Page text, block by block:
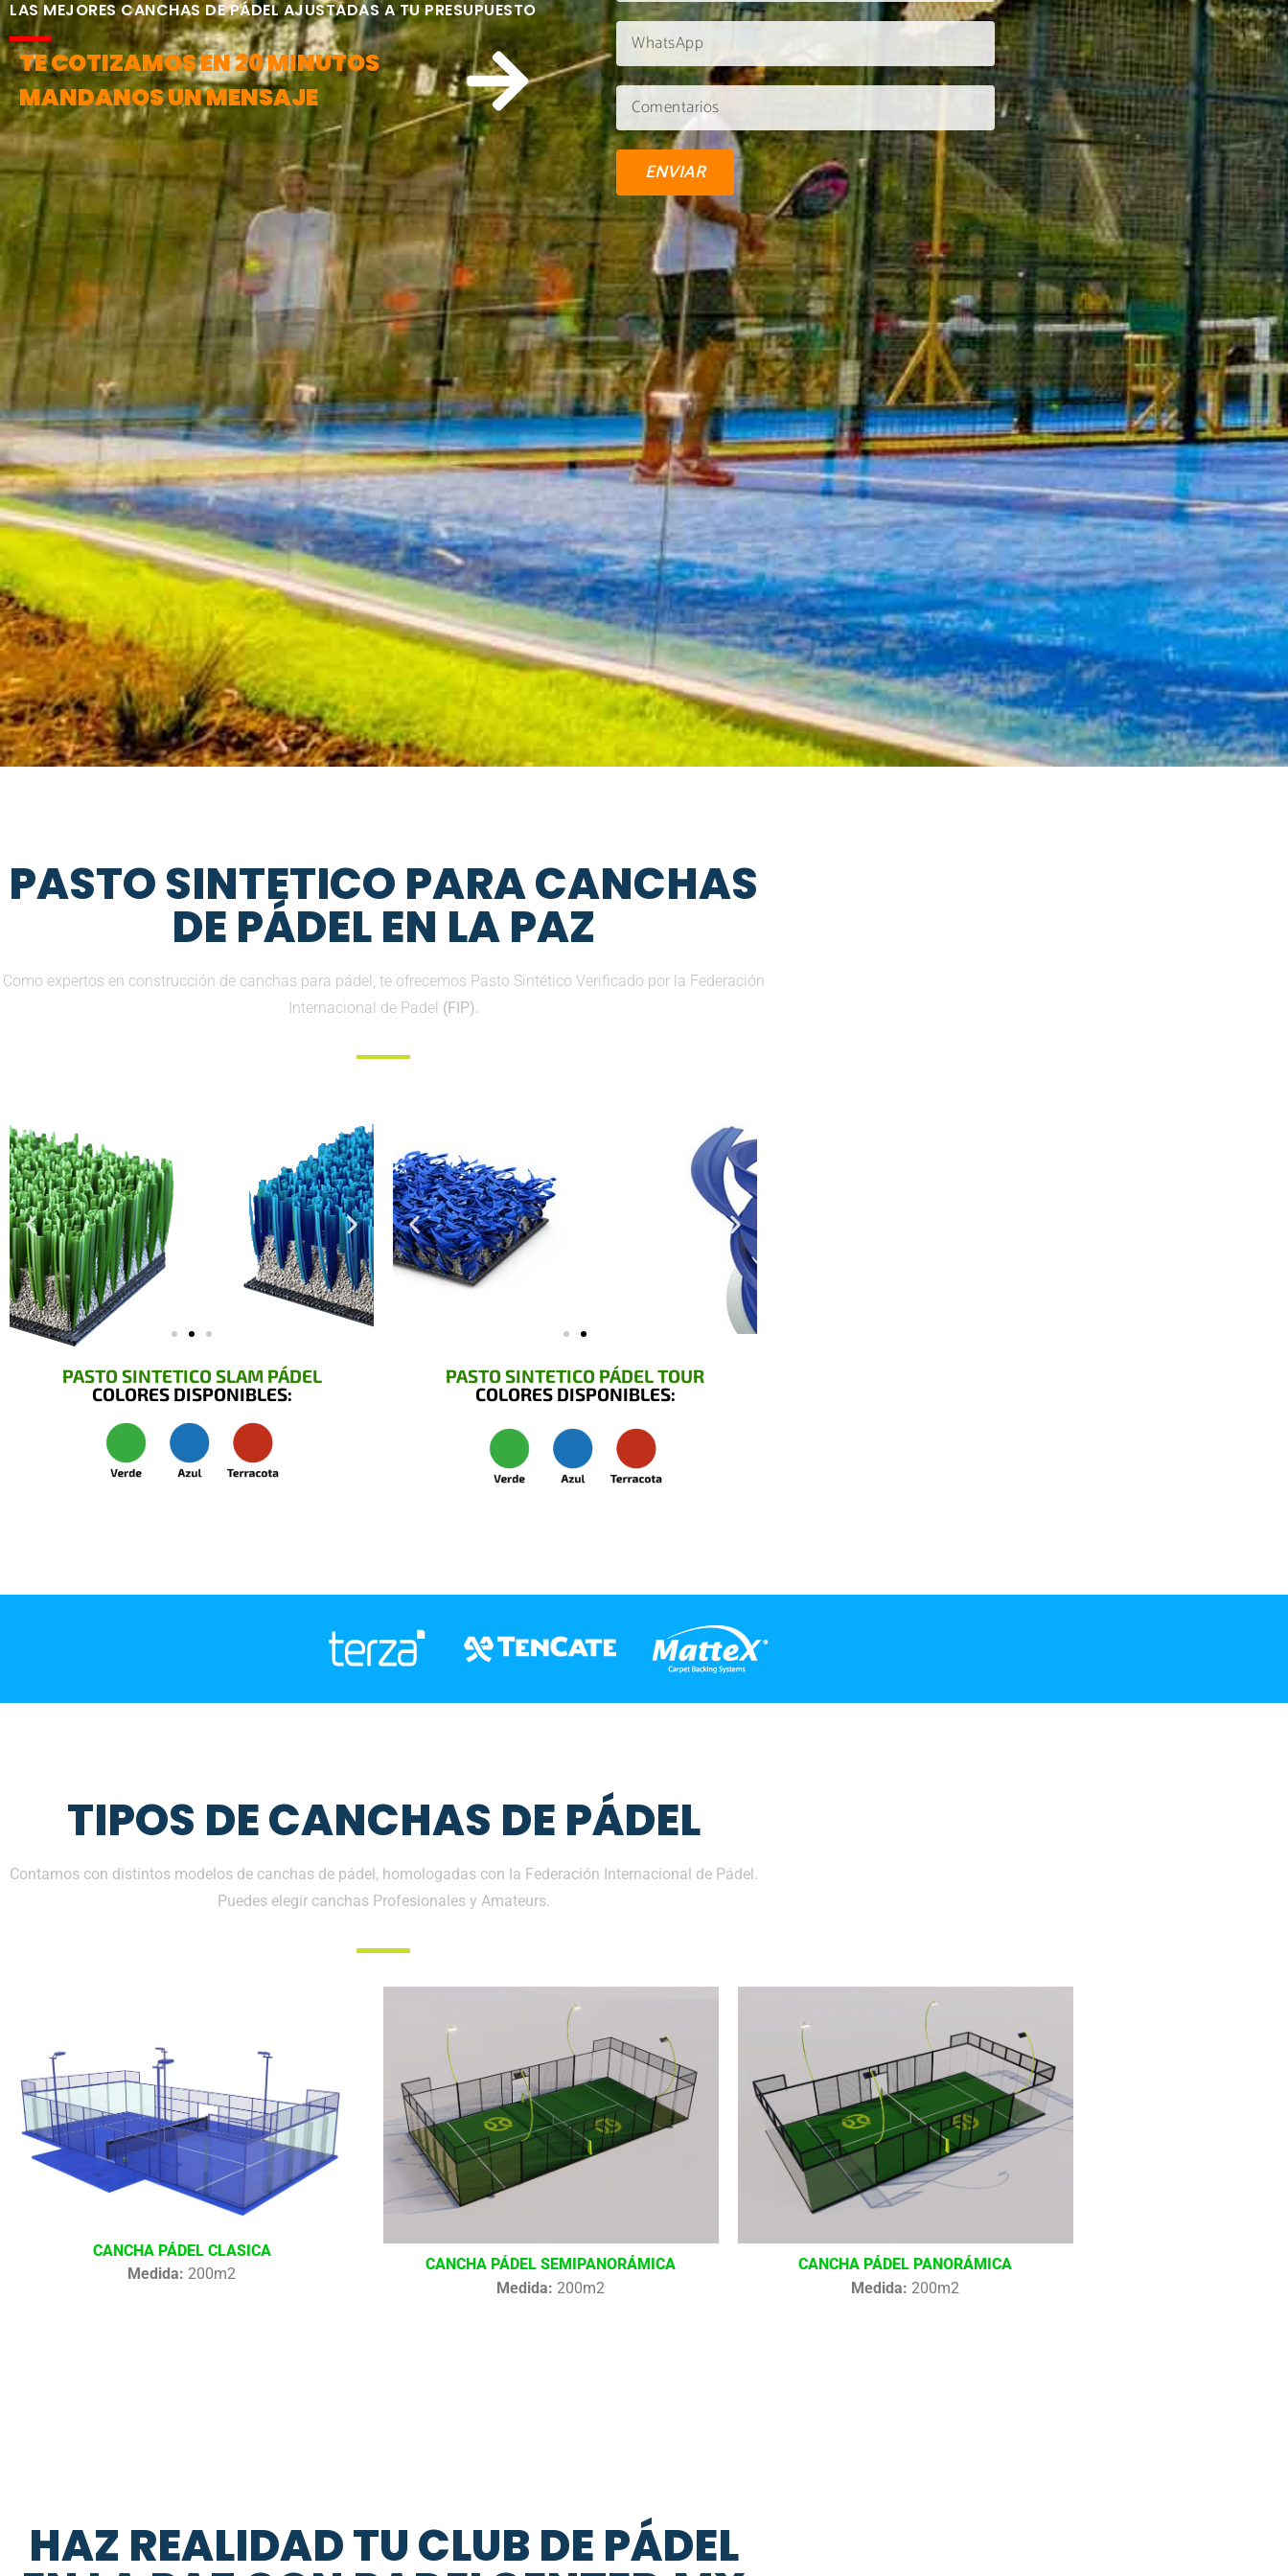
LAS MEJORES CANCHAS DE PÁDEL AJUSTADAS A TU PRESUPUESTO
TE COTIZAMOS EN 20 MINUTOS
MANDANOS UN MENSAJE
ENVIAR
PASTO SINTETICO PARA CANCHAS
DE PÁDEL EN LA PAZ
Como expertos en construcción de canchas para pádel, te ofrecemos Pasto Sintético Verificado por la Federación
Internacional de Padel (FIP).
PASTO SINTETICO SLAM PÁDEL
COLORES DISPONIBLES:
PASTO SINTETICO PÁDEL TOUR
COLORES DISPONIBLES:
TIPOS DE CANCHAS DE PÁDEL
Contamos con distintos modelos de canchas de pádel, homologadas con la Federación Internacional de Pádel.
Puedes elegir canchas Profesionales y Amateurs.
CANCHA PÁDEL CLASICA
Medida: 200m2
CANCHA PÁDEL SEMIPANORÁMICA
Medida: 200m2
CANCHA PÁDEL PANORÁMICA
Medida: 200m2
HAZ REALIDAD TU CLUB DE PÁDEL